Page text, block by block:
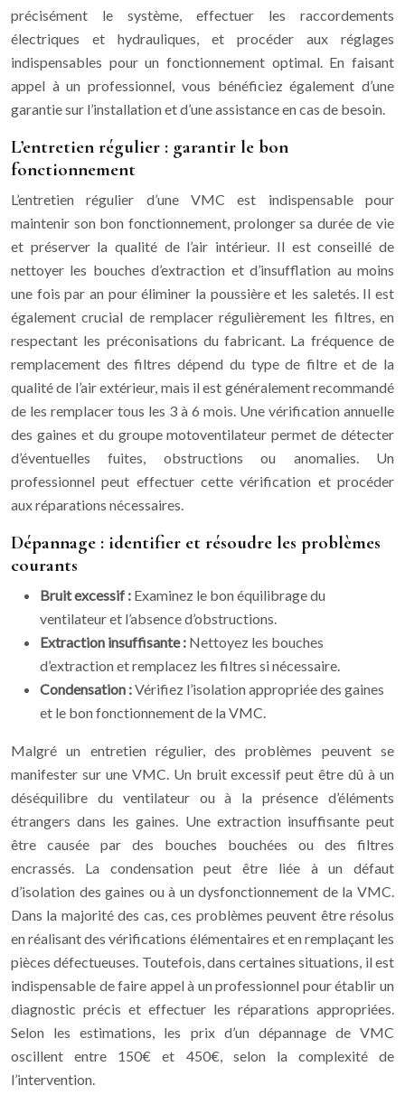
précisément le système, effectuer les raccordements
électriques et hydrauliques, et procéder aux réglages
indispensables pour un fonctionnement optimal. En faisant
appel à un professionnel, vous bénéficiez également d’une
garantie sur l’installation et d’une assistance en cas de besoin.
L’entretien régulier : garantir le bon
fonctionnement
L’entretien régulier d’une VMC est indispensable pour
maintenir son bon fonctionnement, prolonger sa durée de vie
et préserver la qualité de l’air intérieur. Il est conseillé de
nettoyer les bouches d’extraction et d’insufflation au moins
une fois par an pour éliminer la poussière et les saletés. Il est
également crucial de remplacer régulièrement les filtres, en
respectant les préconisations du fabricant. La fréquence de
remplacement des filtres dépend du type de filtre et de la
qualité de l’air extérieur, mais il est généralement recommandé
de les remplacer tous les 3 à 6 mois. Une vérification annuelle
des gaines et du groupe motoventilateur permet de détecter
d’éventuelles fuites, obstructions ou anomalies. Un
professionnel peut effectuer cette vérification et procéder
aux réparations nécessaires.
Dépannage : identifier et résoudre les problèmes
courants
Bruit excessif : Examinez le bon équilibrage du
ventilateur et l’absence d’obstructions.
Extraction insuffisante : Nettoyez les bouches
d’extraction et remplacez les filtres si nécessaire.
Condensation :Vérifiez l’isolation appropriée des gaines
et le bon fonctionnement de la VMC.
Malgré un entretien régulier, des problèmes peuvent se
manifester sur une VMC. Un bruit excessif peut être dû à un
déséquilibre du ventilateur ou à la présence d’éléments
étrangers dans les gaines. Une extraction insuffisante peut
être causée par des bouches bouchées ou des filtres
encrassés. La condensation peut être liée à un défaut
d’isolation des gaines ou à un dysfonctionnement de la VMC.
Dans la majorité des cas, ces problèmes peuvent être résolus
en réalisant des vérifications élémentaires et en remplaçant les
pièces défectueuses. Toutefois, dans certaines situations, il est
indispensable de faire appel à un professionnel pour établir un
diagnostic précis et effectuer les réparations appropriées.
Selon les estimations, les prix d’un dépannage de VMC
oscillent entre 150€ et 450€, selon la complexité de
l’intervention.